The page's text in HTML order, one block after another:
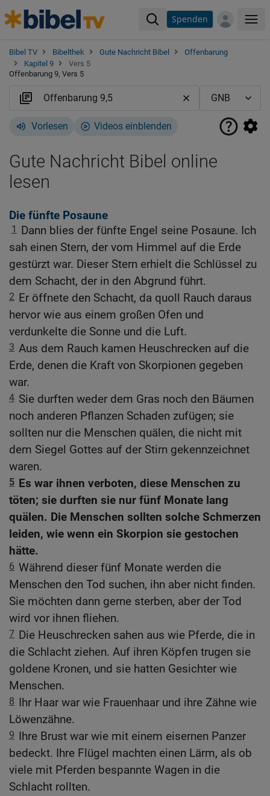
Spenden
Bibel TV Bibelthek Gute Nachricht Bibel
Offenbarung
Kapitel 9
Vers 5
Offenbarung 9, Vers 5
Vorlesen Videos einblenden
Gute Nachricht Bibel online
lesen
Die fünfte Posaune
1
Dann blies der fünfte Engel seine Posaune. Ich
sah einen Stern, der vom Himmel auf die Erde
gestürzt war. Dieser Stern erhielt die Schlüssel zu
dem Schacht, der in den Abgrund führt.
2 Er öffnete den Schacht, da quoll Rauch daraus
hervor wie aus einem großen Ofen und
verdunkelte die Sonne und die Luft.
3 Aus dem Rauch kamen Heuschrecken auf die
Erde, denen die Kraft von Skorpionen gegeben
war.
4 Sie durften weder dem Gras noch den Bäumen
noch anderen Pflanzen Schaden zufügen; sie
sollten nur die Menschen quälen, die nicht mit
dem Siegel Gottes auf der Stirn gekennzeichnet
waren.
5 Es war ihnen verboten, diese Menschen zu
töten; sie durften sie nur fünf Monate lang
quälen. Die Menschen sollten solche Schmerzen
leiden, wie wenn ein Skorpion sie gestochen
hätte.
6 Während dieser fünf Monate werden die
Menschen den Tod suchen, ihn aber nicht finden.
Sie möchten dann gerne sterben, aber der Tod
wird vor ihnen fliehen.
7 Die Heuschrecken sahen aus wie Pferde, die in
die Schlacht ziehen. Auf ihren Köpfen trugen sie
goldene Kronen, und sie hatten Gesichter wie
Menschen.
8 Ihr Haar war wie Frauenhaar und ihre Zähne wie
Löwenzähne.
9 Ihre Brust war wie mit einem eisernen Panzer
bedeckt. Ihre Flügel machten einen Lärm, als ob
viele mit Pferden bespannte Wagen in die
Schlacht rollten.